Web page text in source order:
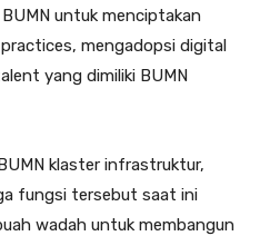
untuk menciptakan
mengadopsi digital
yang dimiliki BUMN
klaster infrastruktur,
fungsi tersebut saat ini
wadah untuk membangun